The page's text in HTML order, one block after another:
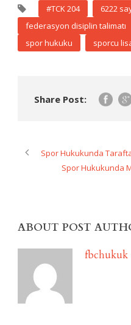
#TCK 204 6222
federasyon disiplin talimatı
spor hukuku
sporcu
Share Post:
Spor Hukukunda
Spor Hukukunda
ABOUT POST
fbchukuk